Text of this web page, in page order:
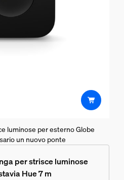
luminose per esterno Globe
un nuovo ponte
per strisce luminose
Hue 7 m